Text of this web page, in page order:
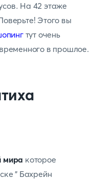
На 42 этаже
Этого вы
тут очень
в прошлое.
мира которое
" Бахрейн